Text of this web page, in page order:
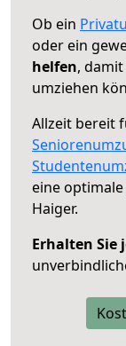
Ob ein
oder ein
helfen,
umziehen
Allzeit bereit
eine optimale
Haiger.
Erhalten Sie